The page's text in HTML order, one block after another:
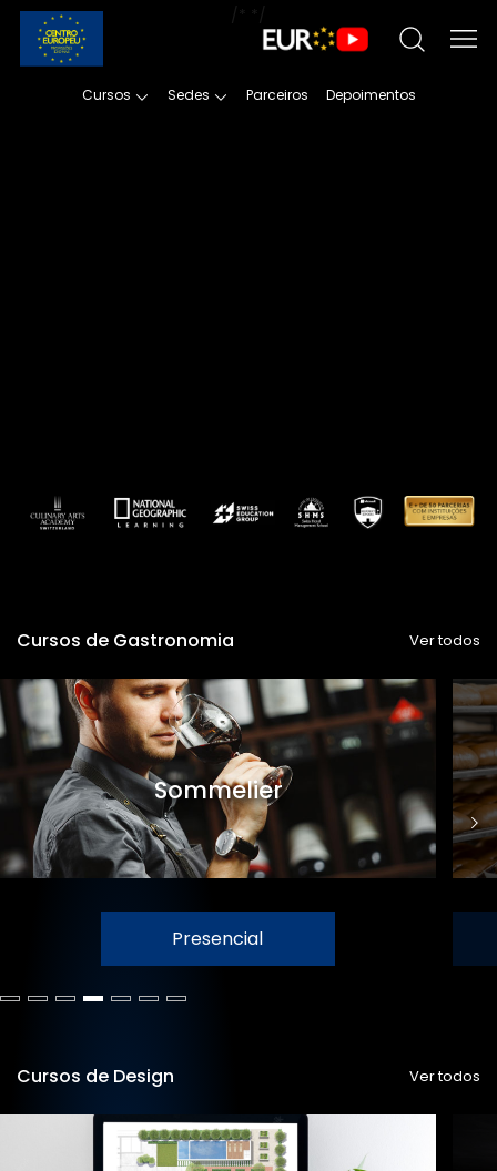
Cursos Sedes Parceiros Depoimentos
/* */
Cursos de Gastronomia Ver todos
Sommelier
Presencial
Cursos de Design Ver todos